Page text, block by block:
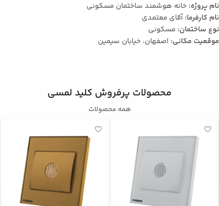
نام پروژه: خانه هوشمند ساختمان مسکونی
نام کارفرما:آقای معتمدی
نوع ساختمان: مسکونی
موقعیت مکانی: اصفهان، خیابان سیمین
محصولات پرفروش کلید لمسی
همه محصولات